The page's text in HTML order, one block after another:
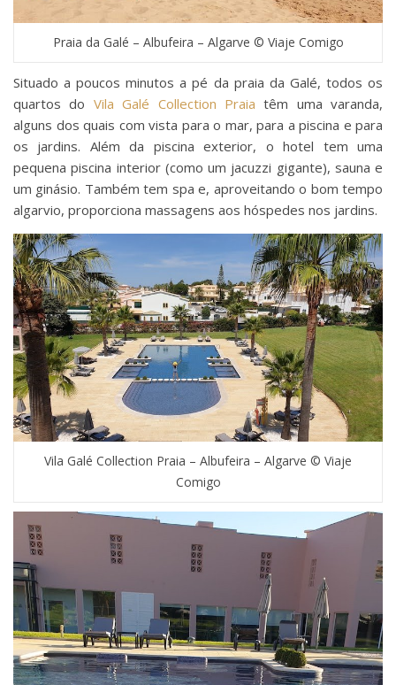
Praia da Galé – Albufeira – Algarve © Viaje Comigo
Situado a poucos minutos a pé da praia da Galé, todos os
quartos do Vila Galé Collection Praia têm uma varanda,
alguns dos quais com vista para o mar, para a piscina e para
os jardins. Além da piscina exterior, o hotel tem uma
pequena piscina interior (como um jacuzzi gigante), sauna e
um ginásio. Também tem spa e, aproveitando o bom tempo
algarvio, proporciona massagens aos hóspedes nos jardins.
Vila Galé Collection Praia – Albufeira – Algarve © Viaje
Comigo